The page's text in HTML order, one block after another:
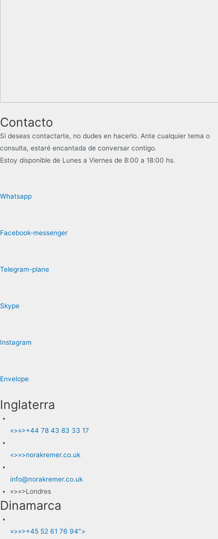
Contacto
Si deseas contactarte, no dudes en hacerlo. Ante cualquier tema o
consulta, estaré encantada de conversar contigo.
Estoy disponible de Lunes a Viernes de 8:00 a 18:00 hs.
Whatsapp
Facebook-messenger
Telegram-plane
Skype
Instagram
Envelope
Inglaterra
«>»>+44 78 43 83 33 17
«>»>norakremer.co.uk
info@norakremer.co.uk
«>»>Londres
Dinamarca
«>»>+45 52 61 76 94″>